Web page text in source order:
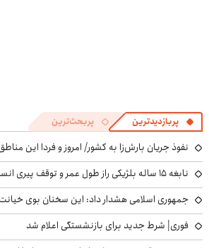
پربازدیدترین پربحث‌ترین
نفوذ جریان بارش‌زا به کشور/ امروز و فردا این
نابغه ۱۵ ساله بلژیکی راز طول عمر و توقف پیری انسان را کشف می‌کند؟
جمهوری اسلامی هشدار داد: این سخنان بوی
فوری| شرط جدید برای بازنشستگی اعلام شد